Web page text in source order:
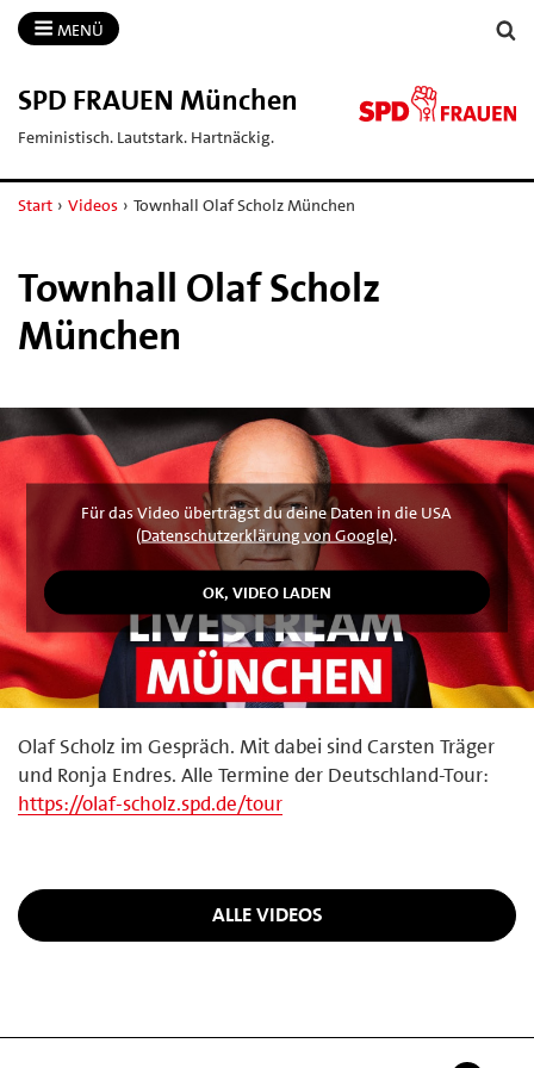
MENÜ
SPD FRAUEN München
Feministisch. Lautstark. Hartnäckig.
Start › Videos › Townhall Olaf Scholz München
Townhall Olaf Scholz
München
Für das Video überträgst du deine Daten in die USA
(Datenschutzerklärung von Google).
Olaf Scholz im Gespräch. Mit dabei sind Carsten Träger
und Ronja Endres. Alle Termine der Deutschland-Tour:
https://olaf-scholz.spd.de/tour
ALLE VIDEOS